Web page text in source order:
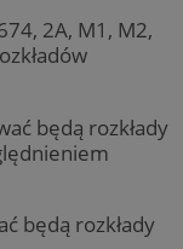
2A, M1, M2,
będą rozkłady
będą rozkłady